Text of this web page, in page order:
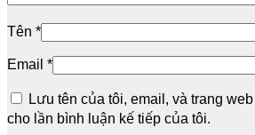
Tên *
Email *
Lưu tên của tôi, email, và trang
cho lần bình luận kế tiếp của tôi.